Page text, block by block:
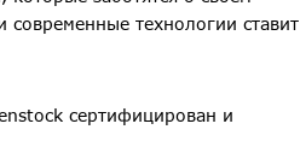
технологии ставит
сертифицирован и